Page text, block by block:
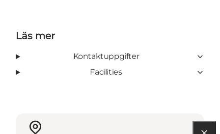
Läs mer
Kontaktuppgifter
Facilities